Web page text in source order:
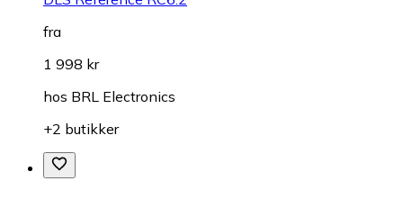
fra
1 998 kr
hos BRL Electronics
+2 butikker